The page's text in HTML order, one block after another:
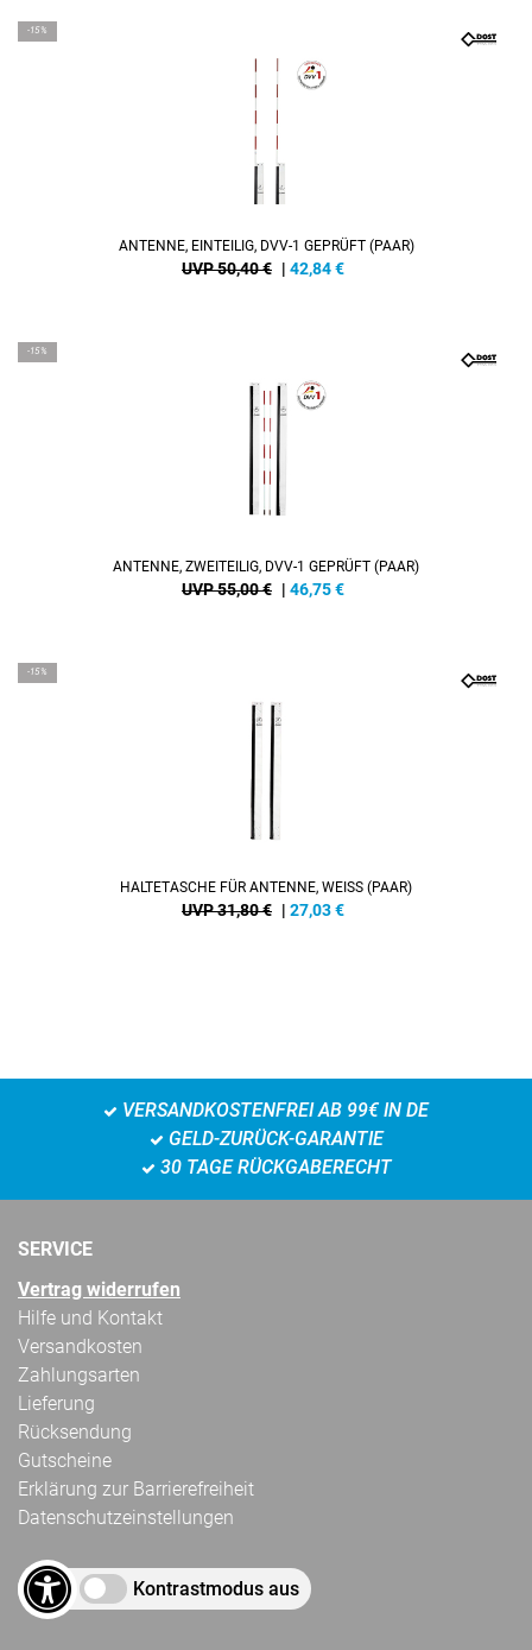
-15%
ANTENNE, EINTEILIG, DVV-1 GEPRÜFT (PAAR)
UVP 50,40 € | 42,84€
-15%
ANTENNE, ZWEITEILIG, DVV-1 GEPRÜFT (PAAR)
UVP 55,00 € | 46,75€
-15%
HALTETASCHE FÜR ANTENNE, WEISS (PAAR)
UVP 31,80 € | 27,03€
VERSANDKOSTENFREI AB 99€ IN DE
GELD-ZURÜCK-GARANTIE
30 TAGE RÜCKGABERECHT
SERVICE
Vertrag widerrufen
Hilfe und Kontakt
Versandkosten
Zahlungsarten
Lieferung
Rücksendung
Gutscheine
Erklärung zur Barrierefreiheit
Datenschutzeinstellungen
Kontrastmodus aus